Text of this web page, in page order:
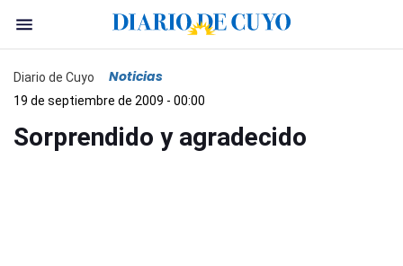
Diario de Cuyo Noticias
19 de septiembre de 2009 - 00:00
Sorprendido y agradecido